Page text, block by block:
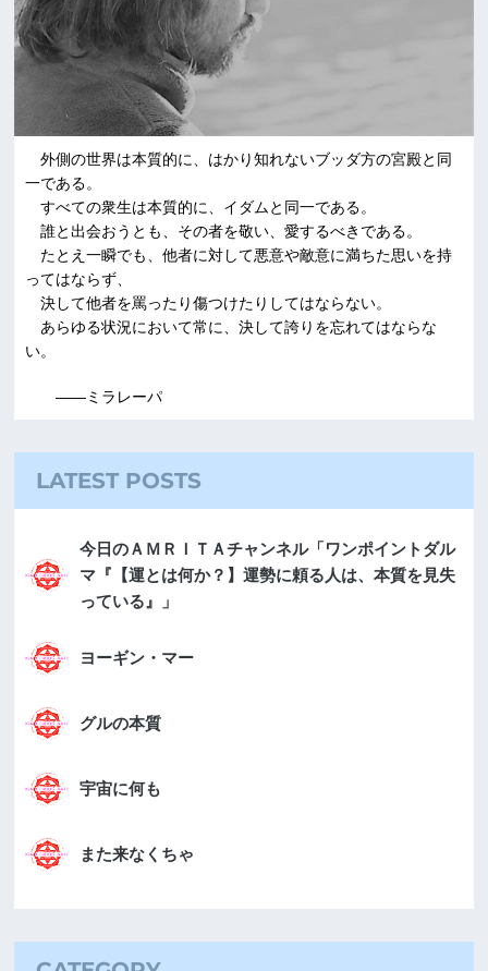
外側の世界は本質的に、はかり知れないブッダ方の宮殿と同
一である。
すべての衆生は本質的に、イダムと同一である。
誰と出会おうとも、その者を敬い、愛するべきである。
たとえ一瞬でも、他者に対して悪意や敵意に満ちた思いを持
ってはならず、
決して他者を罵ったり傷つけたりしてはならない。
あらゆる状況において常に、決して誇りを忘れてはならな
い。
――ミラレーパ
LATEST POSTS
今日のＡＭＲＩＴＡチャンネル「ワンポイントダル
マ『【運とは何か？】運勢に頼る人は、本質を見失
っている』」
ヨーギン・マー
グルの本質
宇宙に何も
また来なくちゃ